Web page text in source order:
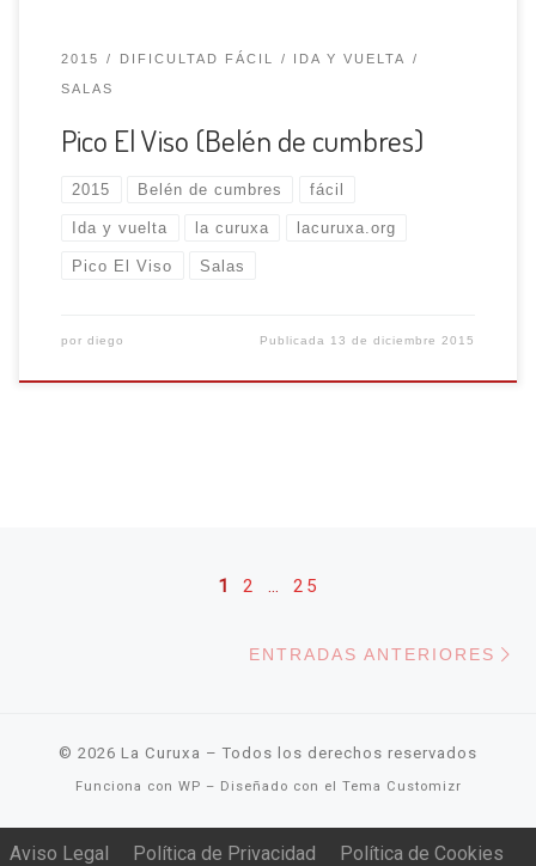
2015 DIFICULTAD FÁCIL IDA Y VUELTA
SALAS
Pico El Viso (Belén de cumbres)
2015 Belén de cumbres fácil
Ida y vuelta la curuxa lacuruxa.org
Pico El Viso Salas
por diego Publicada 13 de diciembre 2015
Navegación de entradas
1 2 25
ENTRADAS ANTERIORES
© 2026 La Curuxa – Todos los derechos reservados
Funciona con WP – Diseñado con el Tema Customizr
Aviso Legal Política de Privacidad Política de Cookies